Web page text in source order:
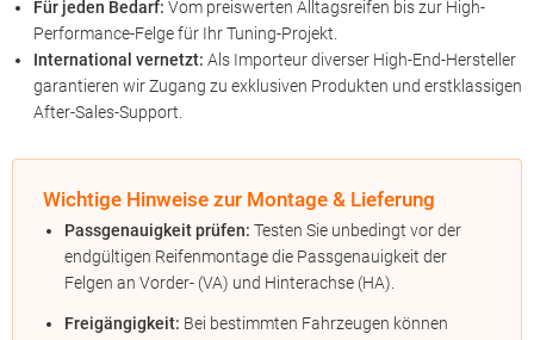
Für jeden Bedarf: Vom preiswerten Alltagsreifen bis zur High-
Performance-Felge für Ihr Tuning-Projekt.
International vernetzt: Als Importeur diverser High-End-Hersteller
garantieren wir Zugang zu exklusiven Produkten und erstklassigen
After-Sales-Support.
Wichtige Hinweise zur Montage & Lieferung
Passgenauigkeit prüfen: Testen Sie unbedingt vor der
endgültigen Reifenmontage die Passgenauigkeit der
Felgen an Vorder- (VA) und Hinterachse (HA).
Freigängigkeit: Bei bestimmten Fahrzeugen können